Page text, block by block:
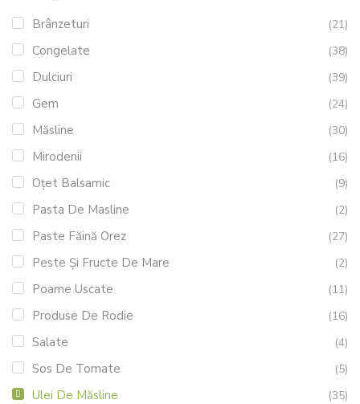
Brânzeturi (21)
Congelate (38)
Dulciuri (39)
Gem (24)
Măsline (30)
Mirodenii (16)
Oțet Balsamic (9)
Pasta De Masline (2)
Paste Făină Orez (27)
Peste Și Fructe De Mare (2)
Poame Uscate (11)
Produse De Rodie (16)
Salate (4)
Sos De Tomate (5)
Ulei De Măsline (35)